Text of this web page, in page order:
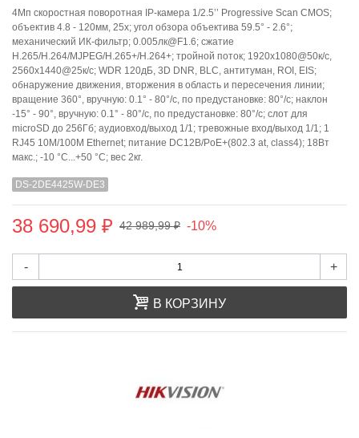
4Мп скоростная поворотная IP-камера 1/2.5’’ Progressive Scan CMOS;
объектив 4.8 - 120мм, 25x; угол обзора объектива 59.5° - 2.6°;
механический ИК-фильтр; 0.005лк@F1.6; сжатие
H.265/H.264/MJPEG/H.265+/H.264+; тройной поток; 1920х1080@50к/с,
2560х1440@25к/с; WDR 120дБ, 3D DNR, BLC, антитуман, ROI, EIS;
обнаружение движения, вторжения в область и пересечения линии;
вращение 360°, вручную: 0.1° - 80°/с, по предустановке: 80°/с; наклон
-15° - 90°, вручную: 0.1° - 80°/с, по предустановке: 80°/с; слот для
microSD до 256Гб; аудиовход/выход 1/1; тревожные вход/выход 1/1; 1
RJ45 10M/100M Ethernet; питание DC12В/PoE+(802.3 at, class4); 18Вт
макс.; -10 °C...+50 °C; вес 2кг.
DS-2DE4425W-DE3
38 690,99 ₽ 42 989,99 ₽ -10%
- +
В КОРЗИНУ